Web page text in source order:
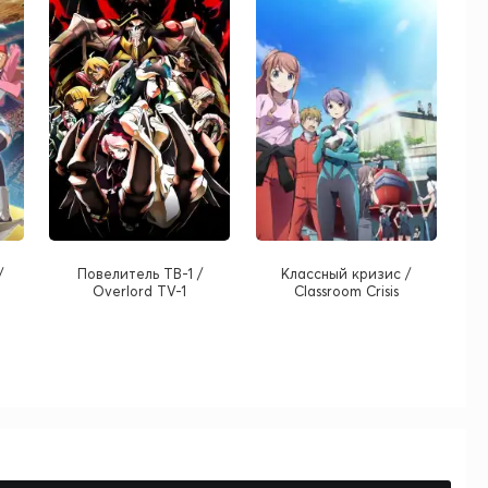
Повелитель ТВ-1 /
Overlord TV-1
Классный кризис /
Classroom Crisis